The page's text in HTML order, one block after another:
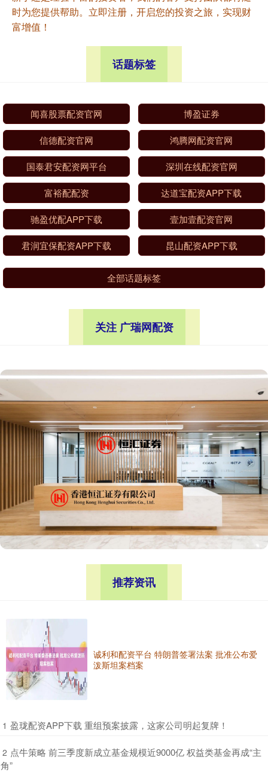
时为您提供帮助。立即注册，开启您的投资之旅，实现财
富增值！
话题标签
闻喜股票配资官网 博盈证券
信德配资官网 鸿腾网配资官网
国泰君安配资网平台 深圳在线配资官网
富裕配配资 达道宝配资APP下载
驰盈优配APP下载 壹加壹配资官网
君润宜保配资APP下载 昆山配资APP下载
全部话题标签
关注 广瑞网配资
推荐资讯
诚利和配资平台 特朗普签署法案 批准公布爱
泼斯坦案档案
1 ​盈珑配资APP下载 重组预案披露，这家公司明起复牌！
2 ​点牛策略 前三季度新成立基金规模近9000亿 权益类基金再成“主
角”